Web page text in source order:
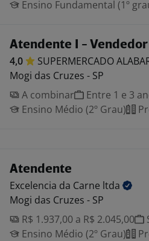
Ensino Fundamental (1º
Atendente I - Vendedor
4,0 SUPERMERCADO
Mogi das Cruzes - SP
A combinar
Entre 1 e 3
Ensino Médio (2º Grau)
Atendente
Excelencia da Carne ltda
Mogi das Cruzes - SP
R$ 1.937,00 a R$ 2.045,00
Ensino Médio (2º Grau)